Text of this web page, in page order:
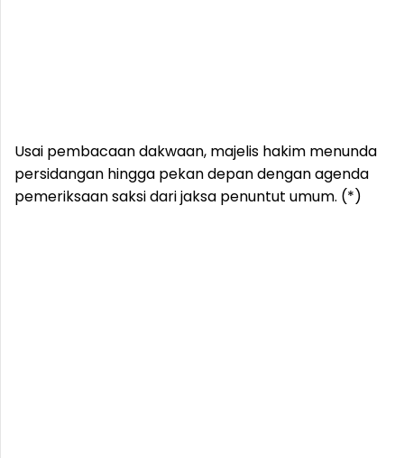
Usai pembacaan dakwaan, majelis hakim menunda
persidangan hingga pekan depan dengan agenda
pemeriksaan saksi dari jaksa penuntut umum. (*)